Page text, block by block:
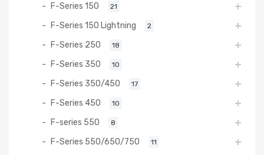
F-Series 150 21
F-Series 150 Lightning 2
F-Series 250 18
F-Series 350 10
F-Series 350/450 17
F-Series 450 10
F-series 550 8
F-Series 550/650/750 11